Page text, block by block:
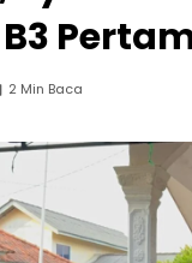
2 Min Baca